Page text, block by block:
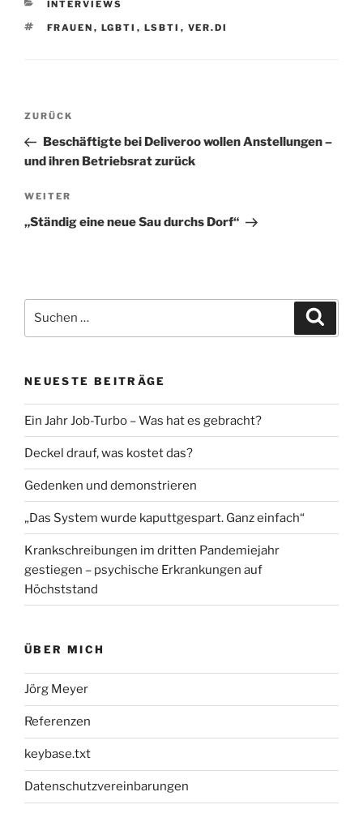
KATEGORIEN
INTERVIEWS
SCHLAGWÖRTER
FRAUEN , LGBTI , LSBTI , VER.DI
Beitrags-
Vorheriger
Beitrag
ZURÜCK
Beschäftigte bei Deliveroo wollen Anstellungen –
und ihren Betriebsrat zurück
Nächster
Beitrag
WEITER
„Ständig eine neue Sau durchs Dorf“
nach:
NEUESTE BEITRÄGE
Ein Jahr Job-Turbo – Was hat es gebracht?
Deckel drauf, was kostet das?
Gedenken und demonstrieren
„Das System wurde kaputtgespart. Ganz einfach“
Krankschreibungen im dritten Pandemiejahr
gestiegen – psychische Erkrankungen auf
Höchststand
ÜBER MICH
Jörg Meyer
Referenzen
keybase.txt
Datenschutzvereinbarungen